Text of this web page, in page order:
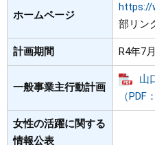
ホームページ
https://
部リン
計画期間 R4年7
一般事業主行動計画
山
（PDF
女性の活躍に関する
情報公表